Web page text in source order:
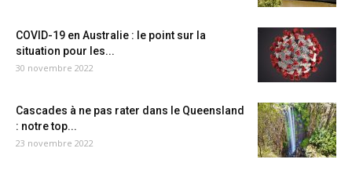
COVID-19 en Australie : le point sur la
situation pour les...
30 novembre 2022
Cascades à ne pas rater dans le Queensland
: notre top...
23 novembre 2022